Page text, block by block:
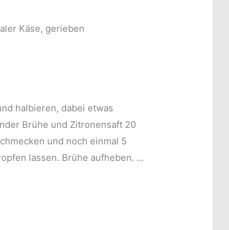
Käse, gerieben
halbieren, dabei etwas
Brühe und Zitronensaft 20
und noch einmal 5
lassen. Brühe aufheben. …